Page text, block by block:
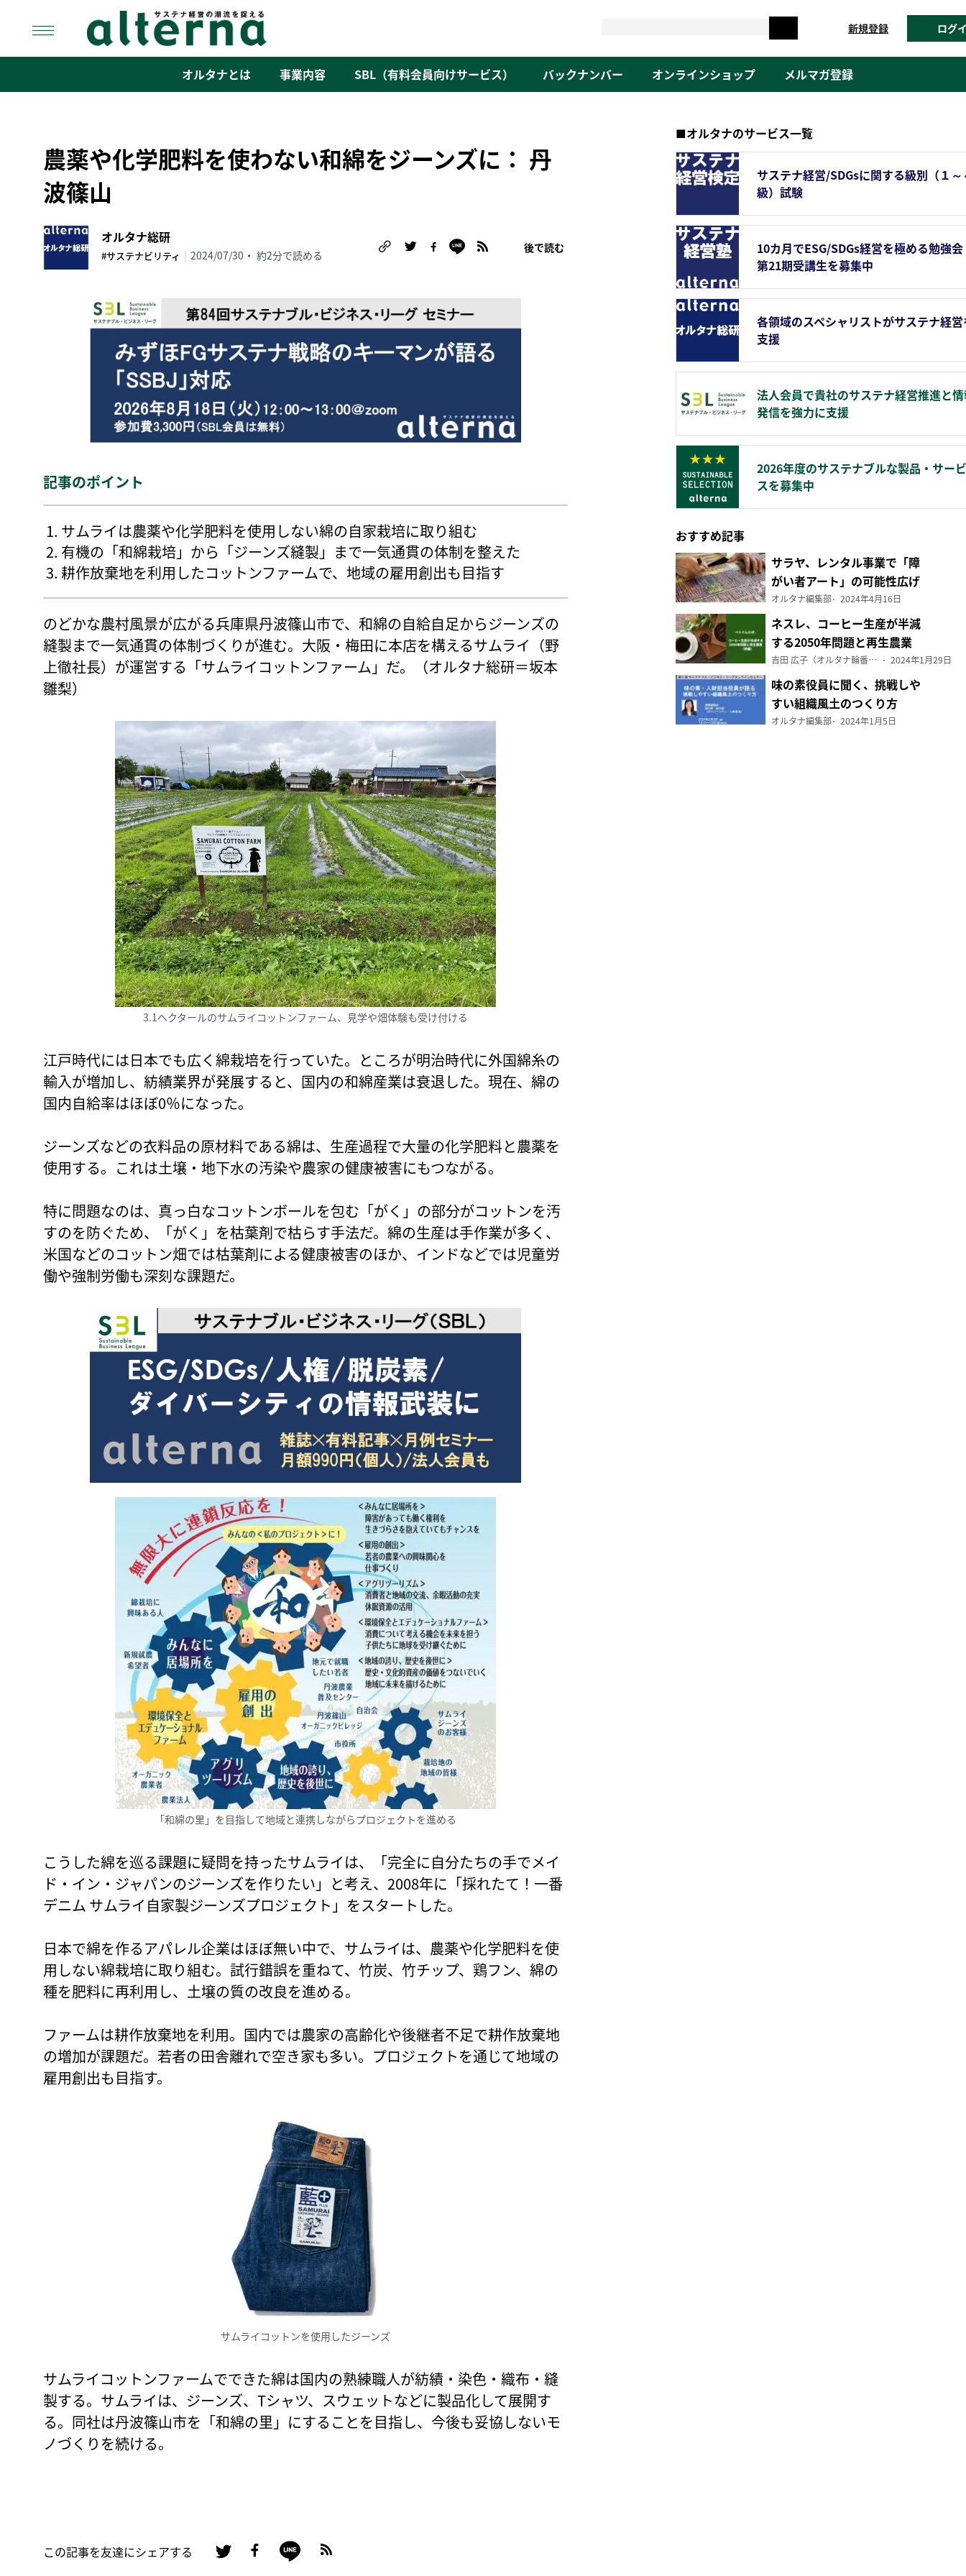
content
新規登録 ログ
オルタナとは 事業内容 SBL（有料会員向けサービス） バックナンバー オンラインショップ メルマガ登録
農薬や化学肥料を使わない和綿をジーンズに： 丹
波篠山
オルタナ総研
#サステナビリティ | 2024/07/30 約2分で読める
後で読む
記事のポイント
サムライは農薬や化学肥料を使用しない綿の自家栽培に取り組む
有機の「和綿栽培」から「ジーンズ縫製」まで一気通貫の体制を整えた
耕作放棄地を利用したコットンファームで、地域の雇用創出も目指す
のどかな農村風景が広がる兵庫県丹波篠山市で、和綿の自給自足からジーンズの
縫製まで一気通貫の体制づくりが進む。大阪・梅田に本店を構えるサムライ（野
上徹社長）が運営する「サムライコットンファーム」だ。（オルタナ総研＝坂本
雛梨）
3.1ヘクタールのサムライコットンファーム、見学や畑体験も受け付ける
江戸時代には日本でも広く綿栽培を行っていた。ところが明治時代に外国綿糸の
輸入が増加し、紡績業界が発展すると、国内の和綿産業は衰退した。現在、綿の
国内自給率はほぼ0％になった。
ジーンズなどの衣料品の原材料である綿は、生産過程で大量の化学肥料と農薬を
使用する。これは土壌・地下水の汚染や農家の健康被害にもつながる。
特に問題なのは、真っ白なコットンボールを包む「がく」の部分がコットンを汚
すのを防ぐため、「がく」を枯葉剤で枯らす手法だ。綿の生産は手作業が多く、
米国などのコットン畑では枯葉剤による健康被害のほか、インドなどでは児童労
働や強制労働も深刻な課題だ。
「和綿の里」を目指して地域と連携しながらプロジェクトを進める
こうした綿を巡る課題に疑問を持ったサムライは、「完全に自分たちの手でメイ
ド・イン・ジャパンのジーンズを作りたい」と考え、2008年に「採れたて！一番
デニム サムライ自家製ジーンズプロジェクト」をスタートした。
日本で綿を作るアパレル企業はほぼ無い中で、サムライは、農薬や化学肥料を使
用しない綿栽培に取り組む。試行錯誤を重ねて、竹炭、竹チップ、鶏フン、綿の
種を肥料に再利用し、土壌の質の改良を進める。
ファームは耕作放棄地を利用。国内では農家の高齢化や後継者不足で耕作放棄地
の増加が課題だ。若者の田舎離れで空き家も多い。プロジェクトを通じて地域の
雇用創出も目指す。
サムライコットンを使用したジーンズ
サムライコットンファームでできた綿は国内の熟練職人が紡績・染色・織布・縫
製する。サムライは、ジーンズ、Tシャツ、スウェットなどに製品化して展開す
る。同社は丹波篠山市を「和綿の里」にすることを目指し、今後も妥協しないモ
ノづくりを続ける。
この記事を友達にシェアする
■オルタナのサービス一覧
サステナ経営/SDGsに関する級別（１～
級）試験
10カ月でESG/SDGs経営を極める勉強
第21期受講生を募集中
各領域のスペシャリストがサステナ経
支援
法人会員で貴社のサステナ経営推進と
発信を強力に支援
2026年度のサステナブルな製品・サービ
スを募集中
おすすめ記事
サラヤ、レンタル事業で「障
がい者アート」の可能性広げ
る
オルタナ編集部 2024年4月16日
ネスレ、コーヒー生産が半減
する2050年問題と再生農業
（前編）
吉田 広子（オルタナ輪番編集長） 2024年1月29日
味の素役員に聞く、挑戦しや
すい組織風土のつくり方
オルタナ編集部 2024年1月5日